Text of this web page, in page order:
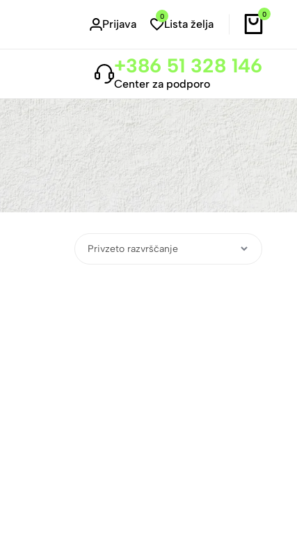
Prijava
0
Lista želja
0
+386 51 328 146
Center za podporo